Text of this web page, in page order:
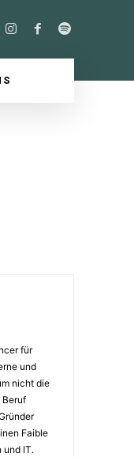
für
und
nicht die
Beruf
Faible
und IT.